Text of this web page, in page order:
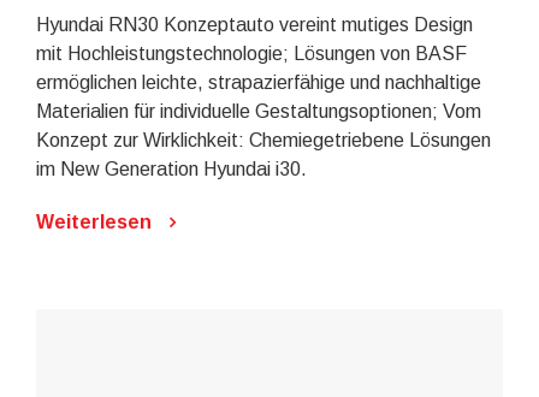
Hyundai RN30 Konzeptauto vereint mutiges Design
mit Hochleistungstechnologie; Lösungen von BASF
ermöglichen leichte, strapazierfähige und nachhaltige
Materialien für individuelle Gestaltungsoptionen; Vom
Konzept zur Wirklichkeit: Chemiegetriebene Lösungen
im New Generation Hyundai i30.
Weiterlesen